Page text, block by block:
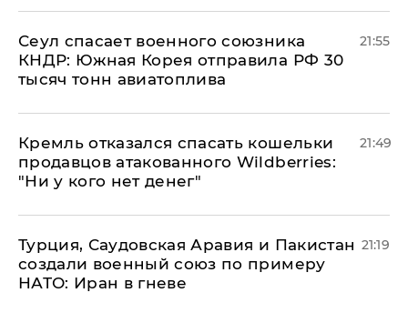
​Сеул спасает военного союзника
КНДР: Южная Корея отправила РФ 30
тысяч тонн авиатоплива
21:55
Кремль отказался спасать кошельки
продавцов атакованного Wildberries:
"Ни у кого нет денег"
21:49
Турция, Саудовская Аравия и Пакистан
создали военный союз по примеру
НАТО: Иран в гневе
21:19